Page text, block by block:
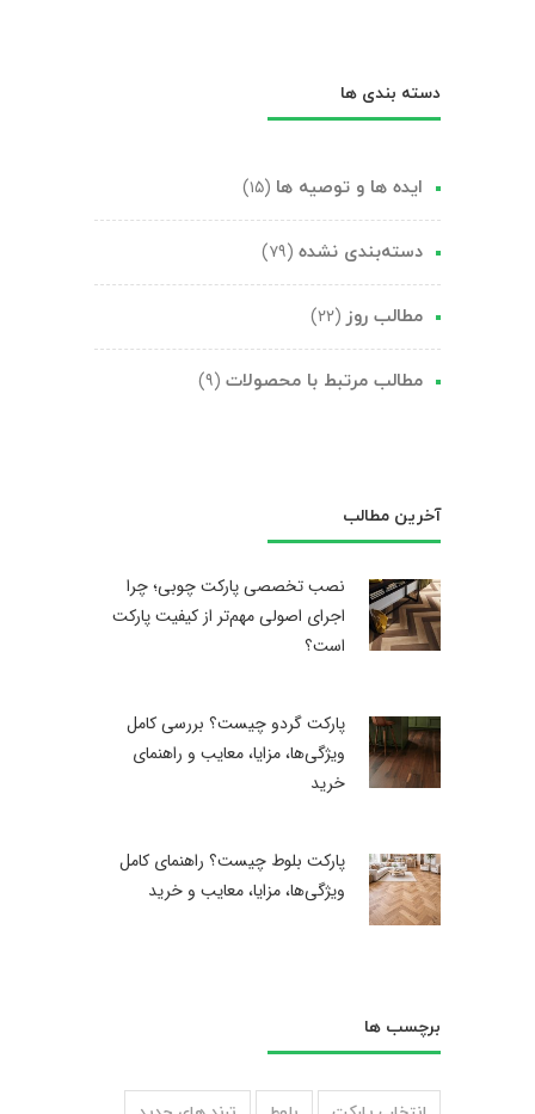
دسته بندی ها
ایده ها و توصیه ها (۱۵)
دسته‌بندی نشده (۷۹)
مطالب روز (۲۲)
مطالب مرتبط با محصولات (۹)
آخرین مطالب
نصب تخصصی پارکت چوبی؛ چرا
اجرای اصولی مهم‌تر از کیفیت پارکت
است؟
پارکت گردو چیست؟ بررسی کامل
ویژگی‌ها، مزایا، معایب و راهنمای
خرید
پارکت بلوط چیست؟ راهنمای کامل
ویژگی‌ها، مزایا، معایب و خرید
برچسب ها